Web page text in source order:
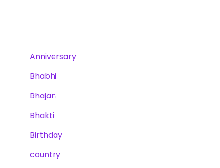
Anniversary
Bhabhi
Bhajan
Bhakti
Birthday
country